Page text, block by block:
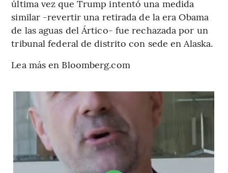
última vez que Trump intentó una medida
similar -revertir una retirada de la era Obama
de las aguas del Ártico- fue rechazada por un
tribunal federal de distrito con sede en Alaska.
Lea más en Bloomberg.com